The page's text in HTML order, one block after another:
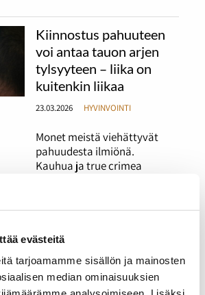
evästeitä
tarjoamamme sisällön ja mainosten
median ominaisuuksien
Kiinnostus pahuuteen
voi antaa tauon arjen
tylsyyteen – liika on
kuitenkin liikaa
23.03.2026 HYVINVOINTI
Monet meistä viehättyvät
pahuudesta ilmiönä.
Kauhua ja true crimea
ihailijansa. Mutta mikä
normaalia ja milloin ollaan